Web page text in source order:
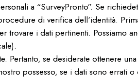
a “SurveyPronto”. Se
di verifica dell'identità.
trovare i dati pertinenti. Possiamo
Pertanto, se desiderate ottenere
possesso, se i dati sono errati